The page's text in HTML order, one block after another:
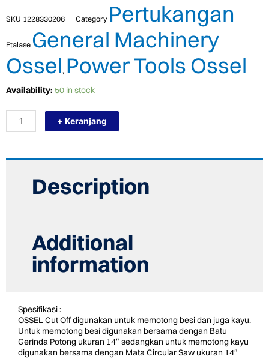
SKU 1228330206 Category Pertukangan
Etalase General Machinery
Ossel, Power Tools Ossel
Availability: 50 in stock
TERMURAH
2414
MESIN
CUT
+ Keranjang
Description
Additional
information
Spesifikasi :
OSSEL Cut Off digunakan untuk memotong besi dan juga kayu.
Untuk memotong besi digunakan bersama dengan Batu
Gerinda Potong ukuran 14″ sedangkan untuk memotong kayu
digunakan bersama dengan Mata Circular Saw ukuran 14″